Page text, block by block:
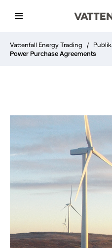
Vattenfall Energy Trading /
Power Purchase Agreements